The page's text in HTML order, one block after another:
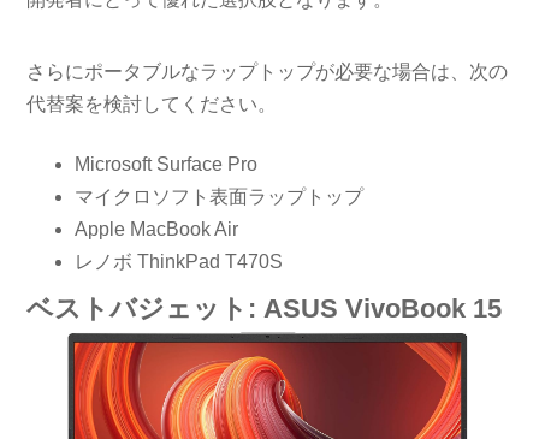
さらにポータブルなラップトップが必要な場合は、次の
代替案を検討してください。
Microsoft Surface Pro
マイクロソフト表面ラップトップ
Apple MacBook Air
レノボ ThinkPad T470S
ベストバジェット: ASUS VivoBook 15